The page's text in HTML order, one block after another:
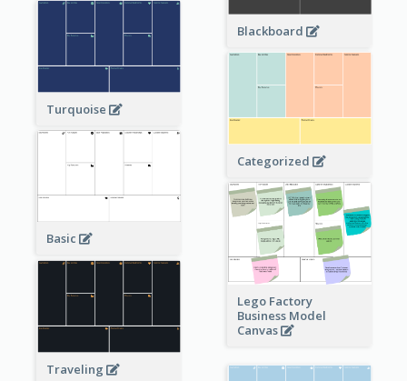
Blackboard
Turquoise
Categorized
Basic
Lego Factory
Business Model
Canvas
Traveling